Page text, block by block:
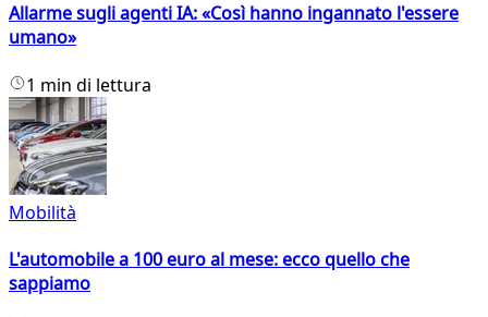
Allarme sugli agenti IA: «Così hanno ingannato l'essere
umano»
1 min di lettura
Mobilità
L'automobile a 100 euro al mese: ecco quello che
sappiamo